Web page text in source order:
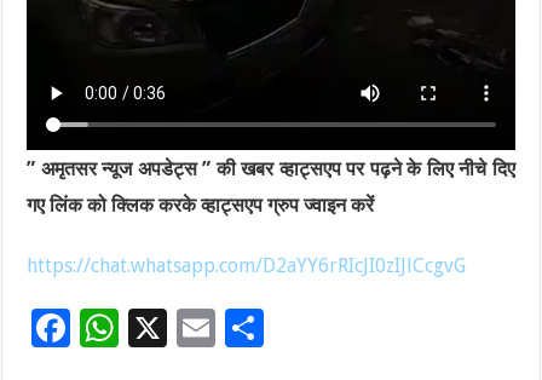
” अमृतसर न्यूज अपडेट्स ” की खबर व्हाट्सएप पर पढ़ने के लिए नीचे दिए
गए लिंक को क्लिक करके व्हाट्सएप ग्रुप ज्वाइन करें
https://chat.whatsapp.com/D2aYY6rRIcJI0zIJlCcgvG
F
W X
E